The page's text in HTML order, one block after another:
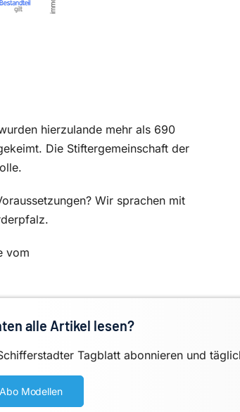
hierzulande mehr als 690
Die Stiftergemeinschaft der
Wir sprachen mit
vom
alle Artikel lesen?
Tagblatt abonnieren und
Modellen